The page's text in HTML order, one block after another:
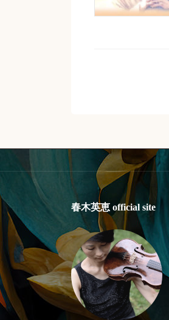
ペ
ー
ジ
送
り
春木英恵 official site